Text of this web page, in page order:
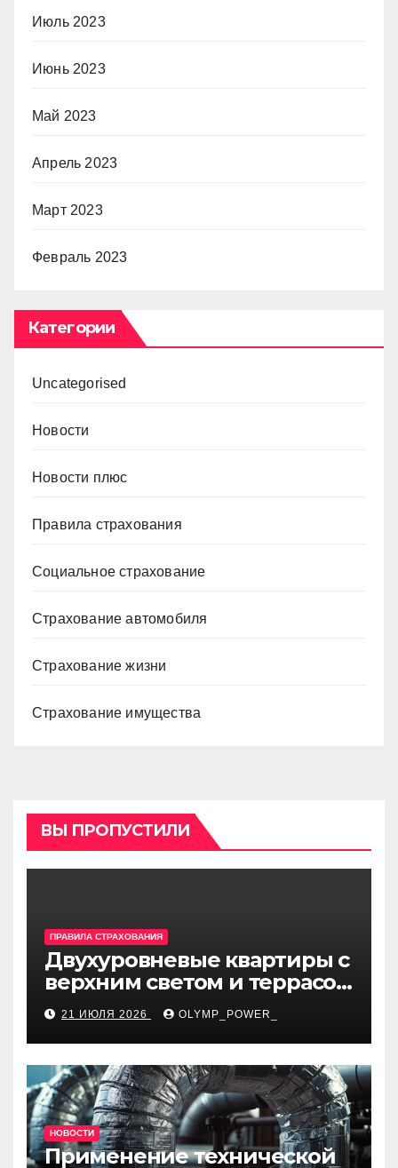
Июль 2023
Июнь 2023
Май 2023
Апрель 2023
Март 2023
Февраль 2023
Категории
Uncategorised
Новости
Новости плюс
Правила страхования
Социальное страхование
Страхование автомобиля
Страхование жизни
Страхование имущества
ВЫ ПРОПУСТИЛИ
ПРАВИЛА СТРАХОВАНИЯ
Двухуровневые квартиры с
верхним светом и террасой
в готовом жилом
комплексе
21 ИЮЛЯ 2026 OLYMP_POWER_
НОВОСТИ
Применение технической